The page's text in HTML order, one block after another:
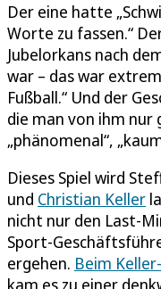
Der eine hatte
Worte zu fassen.“
Jubelorkans nach
war – das war
Fußball.“ Und der
die man von ihm nur
„phänomenal“,
Dieses Spiel wird
und Christian Keller
nicht nur den Last-
Sport-
ergehen. Beim